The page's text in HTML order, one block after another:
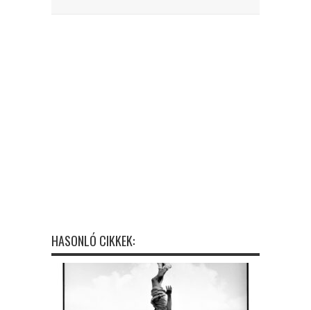
HASONLÓ CIKKEK: